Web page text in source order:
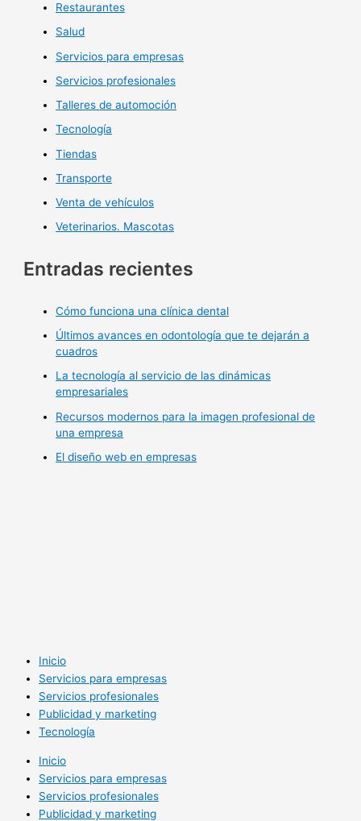
Restaurantes
Salud
Servicios para empresas
Servicios profesionales
Talleres de automoción
Tecnología
Tiendas
Transporte
Venta de vehículos
Veterinarios. Mascotas
Entradas recientes
Cómo funciona una clínica dental
Últimos avances en odontología que te dejarán a
cuadros
La tecnología al servicio de las dinámicas
empresariales
Recursos modernos para la imagen profesional de
una empresa
El diseño web en empresas
Inicio
Servicios para empresas
Servicios profesionales
Publicidad y marketing
Tecnología
Inicio
Servicios para empresas
Servicios profesionales
Publicidad y marketing